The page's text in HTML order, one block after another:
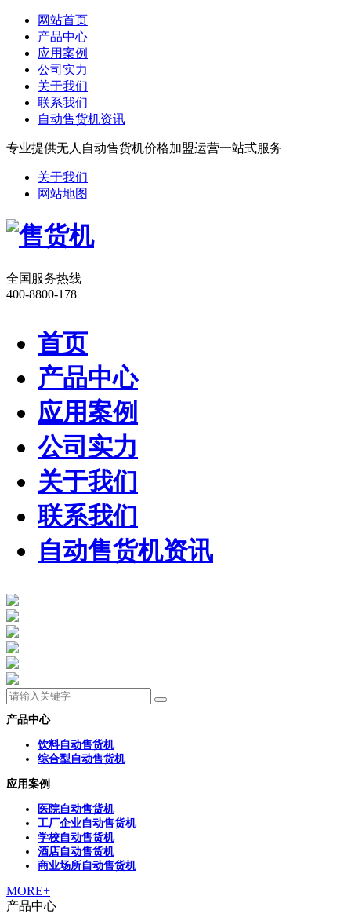
网站首页
产品中心
应用案例
公司实力
关于我们
联系我们
自动售货机资讯
专业提供无人自动售货机价格加盟运营一站式服务
关于我们
网站地图
全国服务热线
400-8800-178
首页
产品中心
应用案例
公司实力
关于我们
联系我们
自动售货机资讯
产品中心
饮料自动售货机
综合型自动售货机
应用案例
医院自动售货机
工厂企业自动售货机
学校自动售货机
酒店自动售货机
商业场所自动售货机
MORE+
产品中心